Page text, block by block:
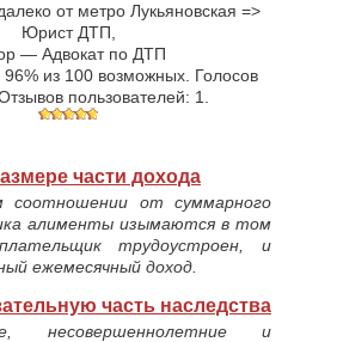
от метро Лукьяновская =>
Юрист ДТП
— Адвокат по ДТП
96% из 100возможных. Голосов
Отзывов пользователей: 1
части дохода
соотношении от суммарного
алименты изымаются в том
трудоустроен, и
ежемесячный доход.
часть наследства
несовершеннолетние и